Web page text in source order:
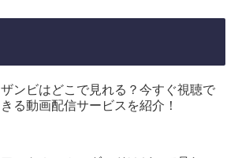
ザンビはどこで見れる？今すぐ視聴で
きる動画配信サービスを紹介！